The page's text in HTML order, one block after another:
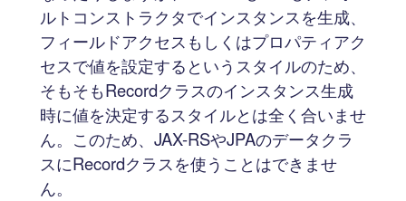
ルトコンストラクタでインスタンスを生成、
フィールドアクセスもしくはプロパティアク
セスで値を設定するというスタイルのため、
そもそもRecordクラスのインスタンス生成
時に値を決定するスタイルとは全く合いませ
ん。このため、JAX-RSやJPAのデータクラ
スにRecordクラスを使うことはできませ
ん。